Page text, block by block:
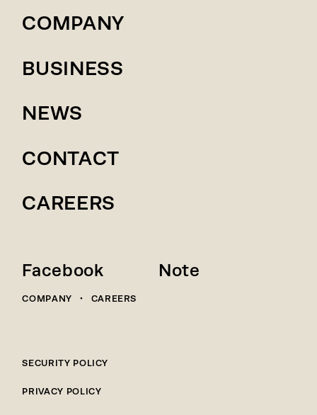
COMPANY
BUSINESS
NEWS
CONTACT
CAREERS
Facebook Note
COMPANY ・ CAREERS
SECURITY POLICY
PRIVACY POLICY